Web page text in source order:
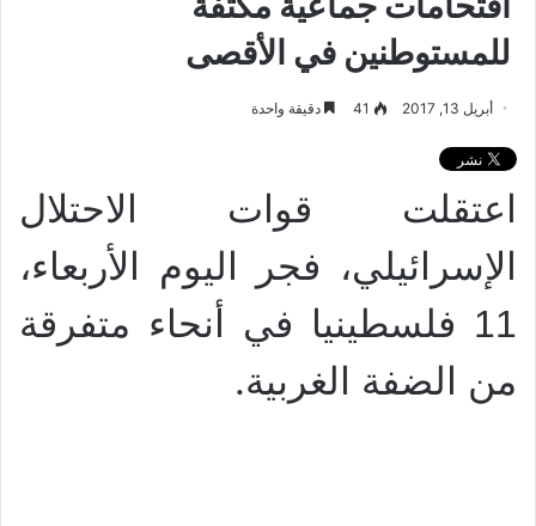
للمستوطنين في الأقصى
أبريل 13, 2017 41 دقيقة واحدة
اعتقلت قوات الاحتلال
الإسرائيلي، فجر اليوم الأربعاء،
11 فلسطينيا في أنحاء متفرقة
من الضفة الغربية.